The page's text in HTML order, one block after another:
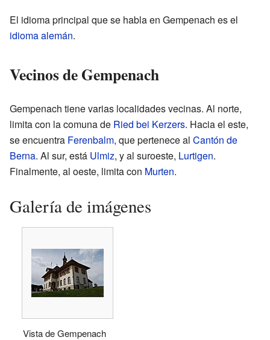
El idioma principal que se habla en Gempenach es el
idioma alemán.
Vecinos de Gempenach
Gempenach tiene varias localidades vecinas. Al norte,
limita con la comuna de Ried bei Kerzers. Hacia el este,
se encuentra Ferenbalm, que pertenece al Cantón de
Berna. Al sur, está Ulmiz, y al suroeste, Lurtigen.
Finalmente, al oeste, limita con Murten.
Galería de imágenes
Vista de Gempenach